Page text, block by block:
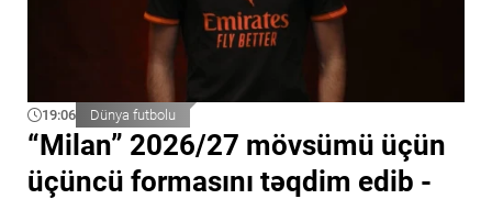
19:06 Dünya futbolu
“Milan” 2026/27 mövsümü üçün
üçüncü formasını təqdim edib -